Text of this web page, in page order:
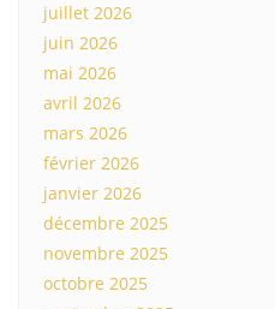
juillet 2026
juin 2026
mai 2026
avril 2026
mars 2026
février 2026
janvier 2026
décembre 2025
novembre 2025
octobre 2025